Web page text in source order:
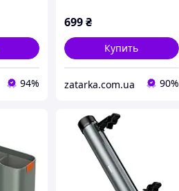
94%
699₴
Купить
zatarka.com.ua 90%